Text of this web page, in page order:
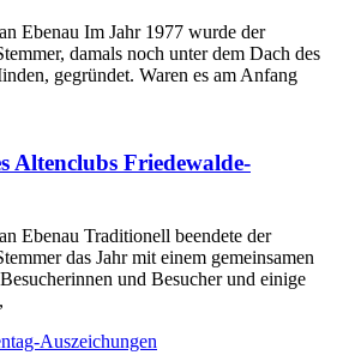
Ebenau Im Jahr 1977 wurde der
damals noch unter dem Dach des
gegründet. Waren es am Anfang
Altenclubs Friedewalde-
Ebenau Traditionell beendete der
das Jahr mit einem gemeinsamen
und Besucher und einige